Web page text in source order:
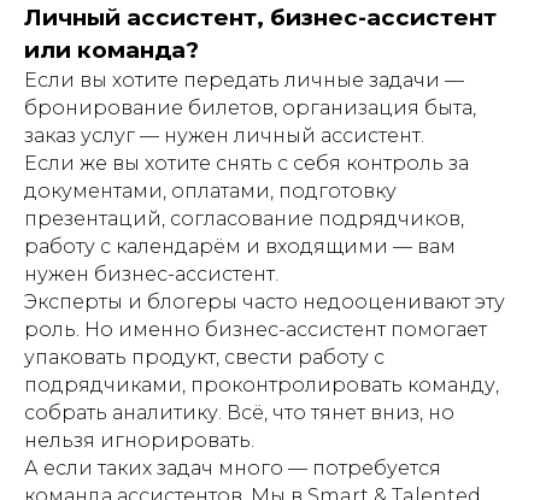
Личный ассистент, бизнес-ассистент
или команда?
Если вы хотите передать личные задачи —
бронирование билетов, организация быта,
заказ услуг — нужен личный ассистент.
Если же вы хотите снять с себя контроль за
документами, оплатами, подготовку
презентаций, согласование подрядчиков,
работу с календарём и входящими — вам
нужен бизнес-ассистент.
Эксперты и блогеры часто недооценивают эту
роль. Но именно бизнес-ассистент помогает
упаковать продукт, свести работу с
подрядчиками, проконтролировать команду,
собрать аналитику. Всё, что тянет вниз, но
нельзя игнорировать.
А если таких задач много — потребуется